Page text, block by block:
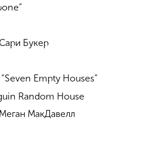
Букер
Empty Houses”
Random House
МакДавелл